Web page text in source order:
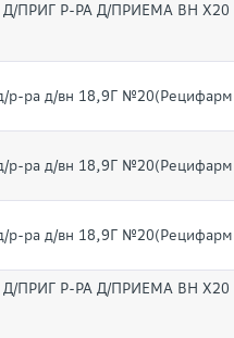
ПРИГ Р-РА Д/ПРИЕМА ВН Х20
ра д/вн 18,9Г №20(Рецифарм
ра д/вн 18,9Г №20(Рецифарм
ра д/вн 18,9Г №20(Рецифарм
ПРИГ Р-РА Д/ПРИЕМА ВН Х20